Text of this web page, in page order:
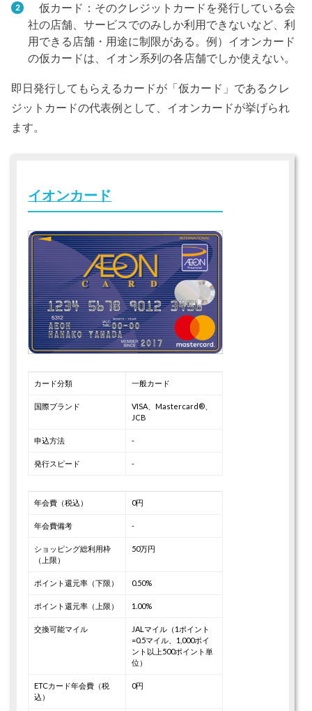
仮カード：そのクレジットカードを発行している会
社の店舗、サービスでのみしか利用できないなど、利
用できる店舗・用途に制限がある。例）イオンカード
の仮カードは、イオン系列の各店舗でしか使えない。
即日発行してもらえるカードが「仮カード」であるクレ
ジットカードの代表例として、イオンカードが挙げられ
ます。
イオンカード
カード分類 一般カード
国際ブランド
VISA、Mastercard®、
JCB
申込方法 -
発行スピード -
年会費（税込） 0円
年会費備考 -
ショッピング総利用枠
（上限）
50万円
ポイント還元率（下限） 0.50%
ポイント還元率（上限） 1.00%
交換可能マイル
JALマイル（1ポイント
=0.5マイル、1,000ポイ
ント以上500ポイント単
位）
ETCカード年会費（税
込）
0円